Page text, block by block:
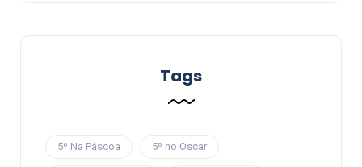
Tags
5º Na Páscoa 5º no Oscar